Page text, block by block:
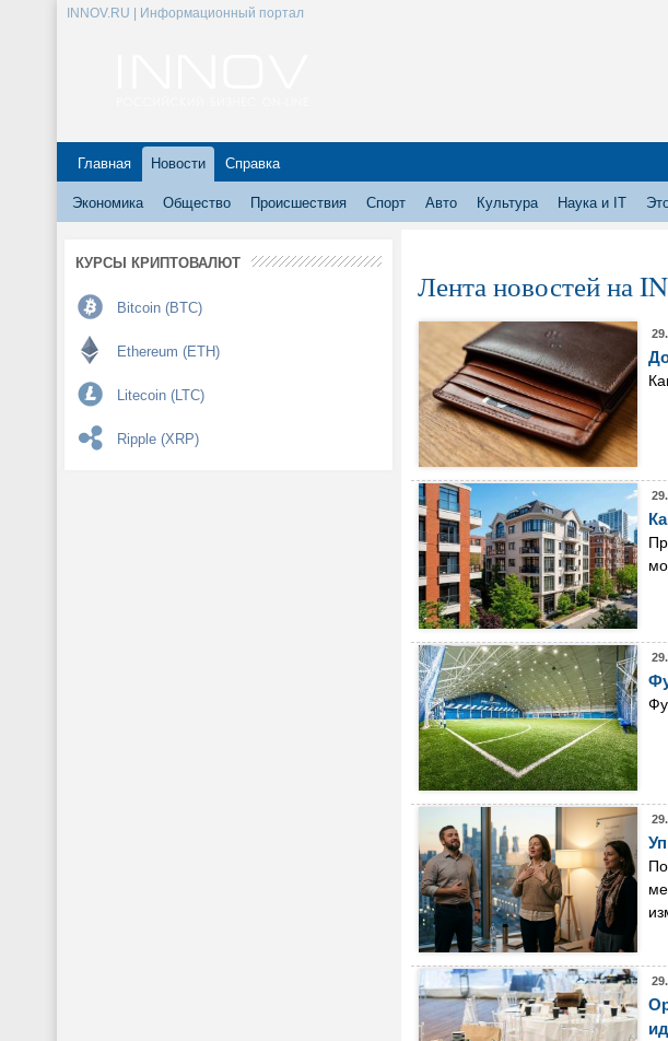
INNOV.RU | Информационный портал
Главная Новости Справка
Экономика Общество Происшествия Спорт Авто Культура Наука и IT
КУРСЫ КРИПТОВАЛЮТ
Bitcoin (BTC)
Ethereum (ETH)
Litecoin (LTC)
Ripple (XRP)
Лента новостей на